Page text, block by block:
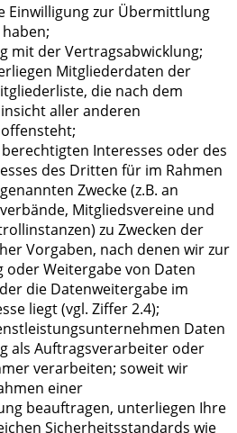
Einwilligung zur Übermittlung
mit der Vertragsabwicklung;
Mitgliederdaten der
die nach dem
aller anderen
Interesses oder des
des Dritten für im Rahmen
Zwecke (z.B. an
Mitgliedsvereine und
zu Zwecken der
Vorgaben, nach denen wir zur
oder Weitergabe von Daten
die Datenweitergabe im
liegt (vgl. Ziffer 2.4);
Daten
als Auftragsverarbeiter oder
verarbeiten; soweit wir
einer
beauftragen, unterliegen Ihre
Sicherheitsstandards wie